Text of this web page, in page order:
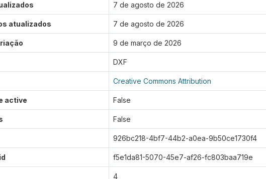
7 de agosto de 2026
atualizados 7 de agosto de 2026
9 de março de 2026
DXF
Creative Commons Attribution
active False
False
926bc218-4bf7-44b2-a0ea-9b50ce1730f4
f5e1da81-5070-45e7-af26-fc803baa719e
4